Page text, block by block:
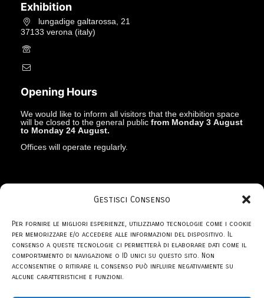
Gestisci Consenso
Per fornire le migliori esperienze, utilizziamo tecnologie come i cookie
per memorizzare e/o accedere alle informazioni del dispositivo. Il
consenso a queste tecnologie ci permetterà di elaborare dati come il
comportamento di navigazione o ID unici su questo sito. Non
acconsentire o ritirare il consenso può influire negativamente su
alcune caratteristiche e funzioni.
Exhibition
lungadige galtarossa, 21
37133 verona (italy)
Opening Hours
We would like to inform all visitors that the exhibition space
will be closed to the general public from Monday 3 August
to Monday 24 August.
Offices will operate regularly.
© 1969 - 2026Studio la Città